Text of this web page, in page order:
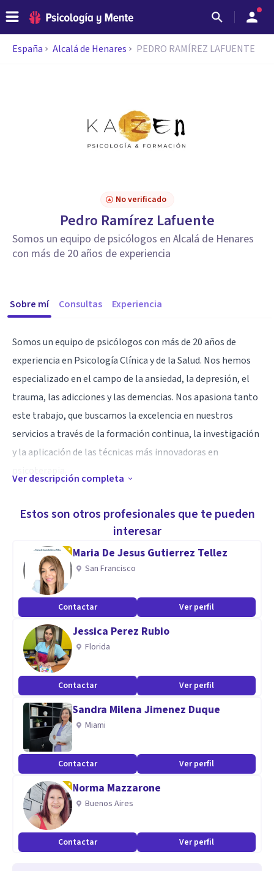
España Alcalá de Henares PEDRO RAMÍREZ LAFUENTE
No verificado
Pedro Ramírez Lafuente
Somos un equipo de psicólogos en Alcalá de Henares
con más de 20 años de experiencia
Sobre mí Consultas Experiencia
Somos un equipo de psicólogos con más de 20 años de
experiencia en Psicología Clínica y de la Salud. Nos hemos
especializado en el campo de la ansiedad, la depresión, el
trauma, las adicciones y las demencias. Nos apasiona tanto
este trabajo, que buscamos la excelencia en nuestros
servicios a través de la formación continua, la investigación
y la aplicación de las técnicas más innovadoras en
Psicoterapia para adultos
Psicoterapia para la tercera edad
Terapia de pareja
Terapia familiar
Psicoeducación
Supervisión de Psicólogos/as
Ver descripción completa
Estos son otros profesionales que te pueden
interesar
Maria De Jesus Gutierrez Tellez
San Francisco
Contactar Ver perfil
Jessica Perez Rubio
Florida
Contactar Ver perfil
Sandra Milena Jimenez Duque
Miami
Contactar Ver perfil
Norma Mazzarone
Buenos Aires
Contactar Ver perfil